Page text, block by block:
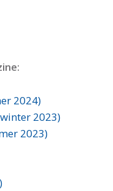
2024)
2023)
2023)